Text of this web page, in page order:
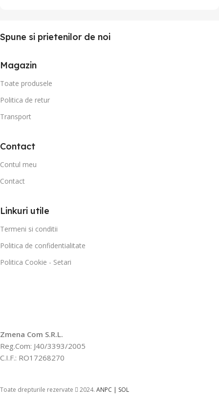
Spune si prietenilor de noi
Magazin
Toate produsele
Politica de retur
Transport
Contact
Contul meu
Contact
Linkuri utile
Termeni si conditii
Politica de confidentialitate
Politica Cookie - Setari
Zmena Com S.R.L.
Reg.Com: J40/3393/2005
C.I.F.: RO17268270
Toate drepturile rezervate 2024. ANPC | SOL